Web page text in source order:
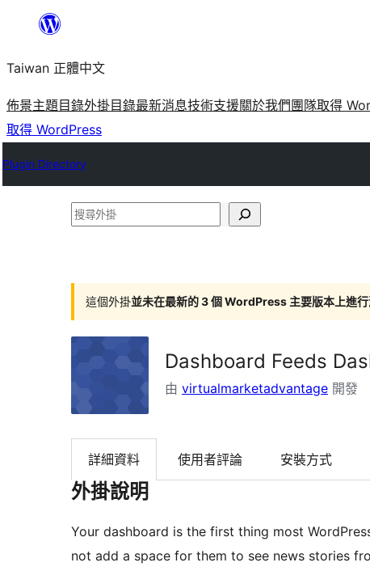
主
要
內
容
Taiwan 正體中文
佈景主題目錄外掛目錄最新消息技術支援關於我們 團隊取得
取得 WordPress
Plugin Directory
搜
掛
這個外掛並未在最新的 3 個 WordPress 主要版本上進
Dashboard Feeds
由 virtualmarketadvantage 開發
詳細資料 使用者評論 安裝方式
外掛說明
Your dashboard is the first thing most
not add a space for them to see news stories